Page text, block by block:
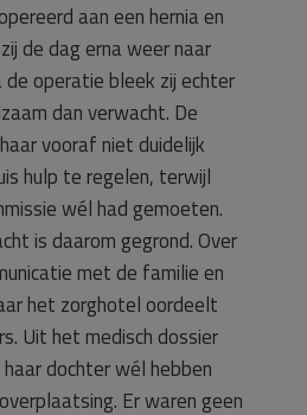
aan een hernia en
de dag erna weer naar
de operatie bleek zij echter
dan verwacht. De
vooraf niet duidelijk
hulp te regelen, terwijl
wél had gemoeten.
is daarom gegrond. Over
met de familie en
het zorghotel oordeelt
Uit het medisch dossier
dochter wél hebben
Er waren geen